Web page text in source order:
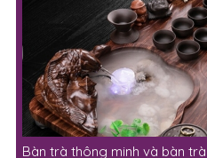
Bàn trà thông minh và bàn